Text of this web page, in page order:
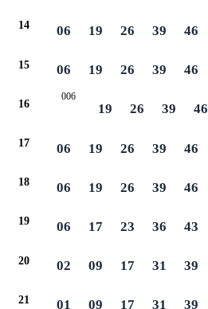
14 06 19 26 39 46
15 06 19 26 39 46
16
006
19 26 39 46
17 06 19 26 39 46
18 06 19 26 39 46
19 06 17 23 36 43
20 02 09 17 31 39
21 01 09 17 31 39